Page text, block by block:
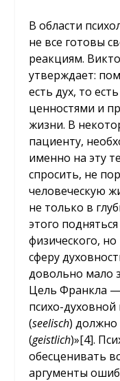
В области
не все готовы
реакциям.
утверждает:
есть дух, то
ценностями и
жизни. В
пациенту,
именно на эту
спросить, не
человеческую
не только в
этого
физического, но
сферу
довольно мало
Цель Франкла —
психо-
(seelisch) должно
(geistlich)»[4].
обесценивать
аргументы